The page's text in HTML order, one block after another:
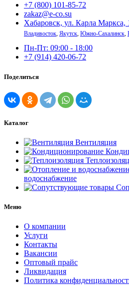
+7 (800) 101-85-72
zakaz@e-co.su
Хабаровск, ул. Карла Маркса,
Владивосток, Якутск, Южно-Сахалинск,
Пн-Пт: 09:00 - 18:00
+7 (914) 420-06-72
Поделиться
Каталог
Вентиляция
водоснабжение
Меню
О компании
Услуги
Контакты
Вакансии
Оптовый прайс
Ликвидация
Политика